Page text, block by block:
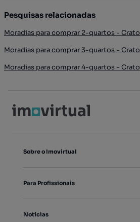
Pesquisas relacionadas
Moradias para comprar 2-quartos - Crato
Moradias para comprar 3-quartos - Crato
Moradias para comprar 4-quartos - Crato
Sobre o Imovirtual
Para Profissionais
Notícias